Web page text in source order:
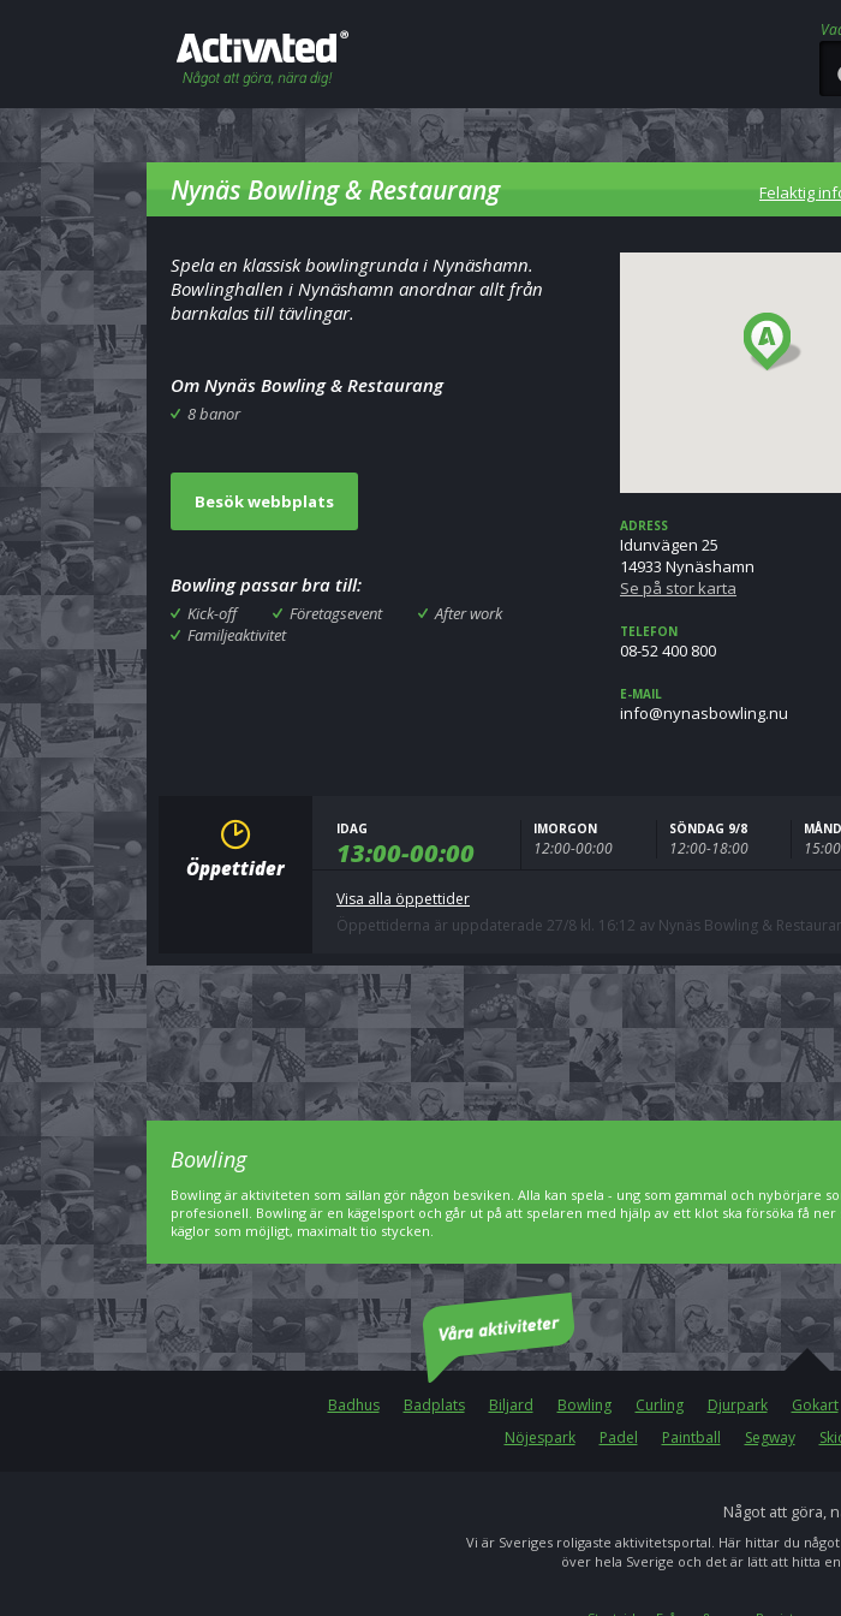
Nynäs Bowling & Restaurang Felaktig
Spela en klassisk bowlingrunda i Nynäshamn.
Bowlinghallen i Nynäshamn anordnar allt från
barnkalas till tävlingar.
Om Nynäs Bowling & Restaurang
8 banor
Besök webbplats
Bowling passar bra till:
Kick-off Företagsevent
After work
Familjeaktivitet
ADRESS
Idunvägen 25
14933 Nynäshamn
Se på stor karta
TELEFON
08-52 400 800
E-MAIL
un.gnilwobsanyn@ofni
Öppettider
IDAG
13:00-00:00
IMORGON
12:00-00:00
SÖNDAG 9/8
12:00-18:00
Visa alla öppettider
Öppettiderna är uppdaterade 27/8 kl. 16:12 av Nynäs Bowling &
Bowling
Bowling är aktiviteten som sällan gör någon besviken. Alla kan spela - ung som gammal och nybörjare
profesionell. Bowling är en kägelsport och går ut på att spelaren med hjälp av ett klot ska försöka få ner
käglor som möjligt, maximalt tio stycken.
Badhus Badplats Biljard Bowling Curling Djurpark Gokart
Nöjespark
Padel Paintball Segway
Något att göra,
Vi är Sveriges roligaste aktivitetsportal. Här hittar du
över hela Sverige och det är lätt att hitta